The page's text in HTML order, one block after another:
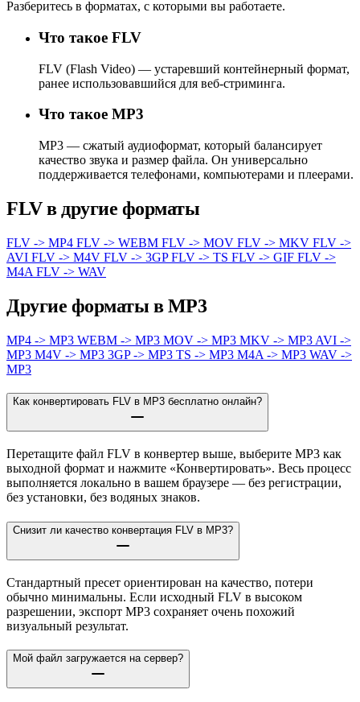
Разберитесь в форматах, с которыми вы работаете.
Что такое FLV
FLV (Flash Video) — устаревший контейнерный формат,
ранее использовавшийся для веб-стриминга.
Что такое MP3
MP3 — сжатый аудиоформат, который балансирует
качество звука и размер файла. Он универсально
поддерживается телефонами, компьютерами и плеерами.
FLV в другие форматы
FLV -> MP4 FLV -> WEBM FLV -> MOV FLV -> MKV FLV ->
AVI FLV -> M4V FLV -> 3GPFLV -> TS FLV -> GIF FLV ->
M4A FLV -> WAV
Другие форматы в MP3
MP4 -> MP3 WEBM -> MP3 MOV -> MP3 MKV -> MP3 AVI ->
MP3 M4V -> MP3 3GP -> MP3 TS -> MP3 M4A -> MP3 WAV ->
MP3
Как конвертировать FLV в MP3 бесплатно онлайн?
Перетащите файл FLV в конвертер выше, выберите MP3 как
выходной формат и нажмите «Конвертировать». Весь процесс
выполняется локально в вашем браузере — без регистрации,
без установки, без водяных знаков.
Снизит ли качество конвертация FLV в MP3?
Стандартный пресет ориентирован на качество, потери
обычно минимальны. Если исходный FLV в высоком
разрешении, экспорт MP3 сохраняет очень похожий
визуальный результат.
Мой файл загружается на сервер?